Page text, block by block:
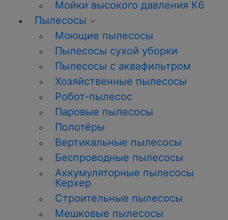
Мойки высокого давления К6
Пылесосы
Моющие пылесосы
Пылесосы сухой уборки
Пылесосы с аквафильтром
Хозяйственные пылесосы
Робот-пылесос
Паровые пылесосы
Полотёры
Вертикальные пылесосы
Беспроводные пылесосы
Аккумуляторные пылесосы
Керхер
Строительные пылесосы
Мешковые пылесосы